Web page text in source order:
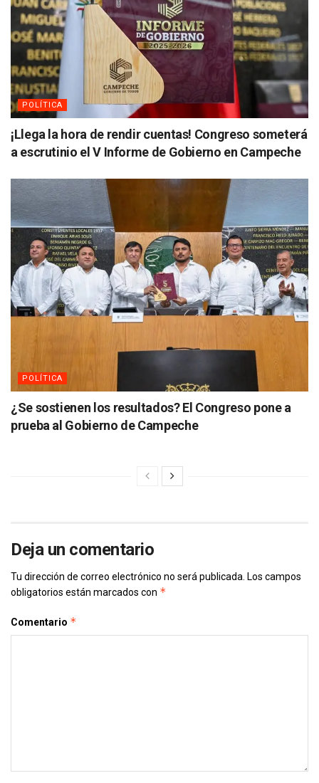
POLÍTICA
¡Llega la hora de rendir cuentas! Congreso someterá
a escrutinio el V Informe de Gobierno en Campeche
POLÍTICA
¿Se sostienen los resultados? El Congreso pone a
prueba al Gobierno de Campeche
Deja un comentario
Tu dirección de correo electrónico no será publicada. Los campos
obligatorios están marcados con *
Comentario *